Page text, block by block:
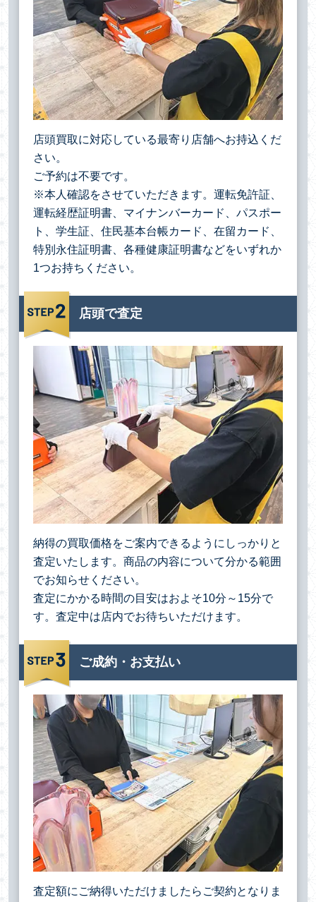
店頭買取に対応している最寄り店舗へお持込くだ
さい。
ご予約は不要です。
※本人確認をさせていただきます。運転免許証、
運転経歴証明書、マイナンバーカード、パスポー
ト、学生証、住民基本台帳カード、在留カード、
特別永住証明書、各種健康証明書などをいずれか
1つお持ちください。
店頭で査定
納得の買取価格をご案内できるようにしっかりと
査定いたします。商品の内容について分かる範囲
でお知らせください。
査定にかかる時間の目安はおよそ10分～15分で
す。査定中は店内でお待ちいただけます。
ご成約・お支払い
査定額にご納得いただけましたらご契約となりま